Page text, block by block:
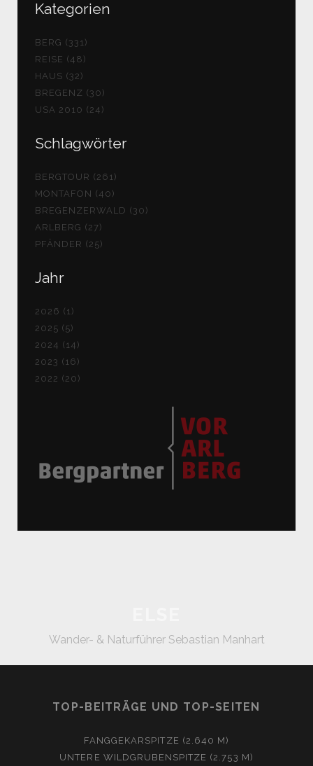
Kategorien
BERG (331)
REISE (48)
HAUS (32)
BREGENZ (30)
USA 2010 (24)
Schlagwörter
BERGTOUR (261)
MONTAFON (40)
BREGENZERWALD (30)
ARLBERG (27)
PFÄNDER (25)
Jahr
2026 (1)
2025 (5)
2024 (14)
2023 (16)
2022 (20)
Wander- & Naturführer Sebastian Manhart
TOP-BEITRÄGE UND TOP-SEITEN
FANGGEKARSPITZE (2.640 M)
UNTERE WILDGRUBENSPITZE (2.753 M)